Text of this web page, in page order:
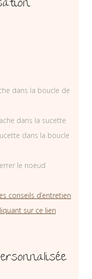
dans la boucle de
dans la sucette
dans la boucle
le noeud
conseils d’entretien
sur ce lien